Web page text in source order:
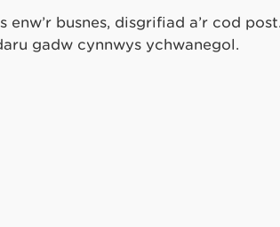
enw’r busnes, disgrifiad a’r cod
gadw cynnwys ychwanegol.